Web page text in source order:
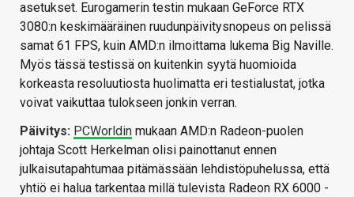
asetukset. Eurogamerin testin mukaan GeForce RTX
3080:n keskimääräinen ruudunpäivitysnopeus on pelissä
samat 61 FPS, kuin AMD:n ilmoittama lukema Big Naville.
Myös tässä testissä on kuitenkin syytä huomioida
korkeasta resoluutiosta huolimatta eri testialustat, jotka
voivat vaikuttaa tulokseen jonkin verran.
Päivitys: PCWorldin mukaan AMD:n Radeon-puolen
johtaja Scott Herkelman olisi painottanut ennen
julkaisutapahtumaa pitämässään lehdistöpuhelussa, että
yhtiö ei halua tarkentaa millä tulevista Radeon RX 6000 -